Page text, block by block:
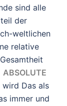
sind alle
der
weltlichen
relative
ABSOLUTE
wird Das als
immer und